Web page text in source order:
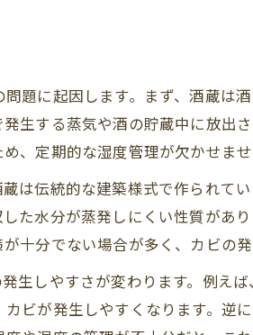
に起因します。まず、酒蔵は
生する蒸気や酒の貯蔵中に放出
、定期的な湿度管理が欠かせませ
は伝統的な建築様式で作られて
た水分が蒸発しにくい性質があ
十分でない場合が多く、カビの発
生しやすさが変わります。例え
ビが発生しやすくなります。逆